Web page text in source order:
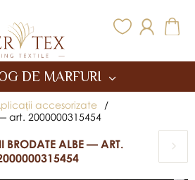
DE MARFURI
accesorizate
/
2000000315454
BRODATE ALBE — ART.